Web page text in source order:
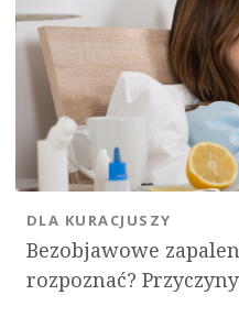
Bezobjawowe
rozpoznać?
DLA KURACJUSZY